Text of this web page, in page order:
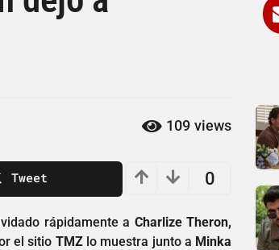
109 views
0
Tweet
rápidamente a Charlize Theron,
el sitio TMZlo muestra junto a Minka